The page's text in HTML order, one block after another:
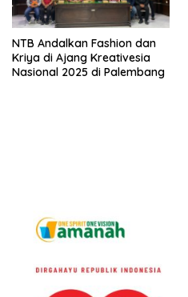
NTB Andalkan Fashion dan
Kriya di Ajang Kreativesia
Nasional 2025 di Palembang